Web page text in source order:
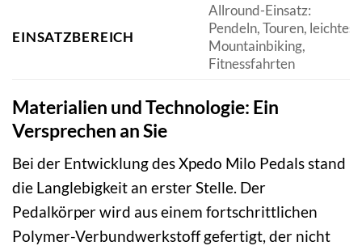
EINSATZBEREICH
Allround-Einsatz:
Pendeln, Touren, leichtes
Mountainbiking,
Fitnessfahrten
Materialien und Technologie: Ein
Versprechen an Sie
Bei der Entwicklung des Xpedo Milo Pedals stand
die Langlebigkeit an erster Stelle. Der
Pedalkörper wird aus einem fortschrittlichen
Polymer-Verbundwerkstoff gefertigt, der nicht